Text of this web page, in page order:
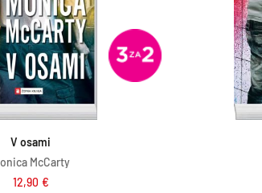
V osami
McCarty
12,90 €
Dodaj v košarico